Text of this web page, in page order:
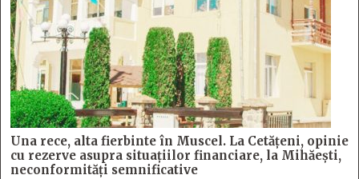
Una rece, alta fierbinte în Muscel. La Cetăţeni, opinie
cu rezerve asupra situaţiilor financiare, la Mihăeşti,
neconformităţi semnificative